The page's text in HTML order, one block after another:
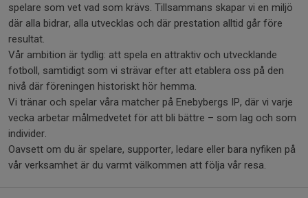
spelare som vet vad som krävs. Tillsammans skapar vi en miljö
där alla bidrar, alla utvecklas och där prestation alltid går före
resultat.
Vår ambition är tydlig: att spela en attraktiv och utvecklande
fotboll, samtidigt som vi strävar efter att etablera oss på den
nivå där föreningen historiskt hör hemma.
Vi tränar och spelar våra matcher på Enebybergs IP, där vi varje
vecka arbetar målmedvetet för att bli bättre – som lag och som
individer.
Oavsett om du är spelare, supporter, ledare eller bara nyfiken på
vår verksamhet är du varmt välkommen att följa vår resa.